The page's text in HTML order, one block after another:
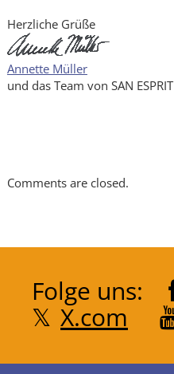
Herzliche Grüße
Annette Müller
und das Team von SAN ESPRIT
Comments are closed.
Folge uns:
X.com